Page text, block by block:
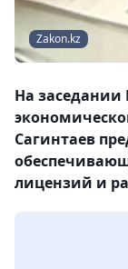
Zakon.kz
На заседании
Сагинтаев
лицензий и